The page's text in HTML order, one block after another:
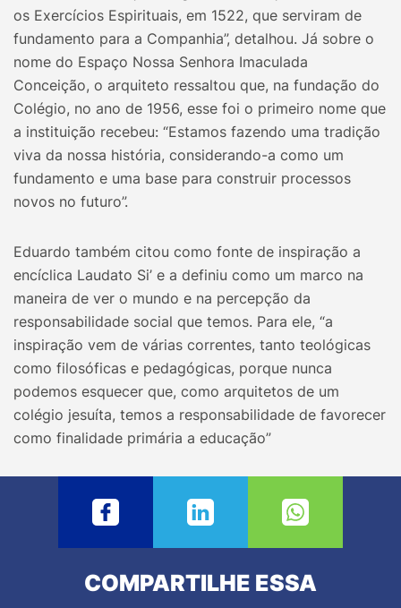
os Exercícios Espirituais, em 1522, que serviram de
fundamento para a Companhia”, detalhou. Já sobre o
nome do Espaço Nossa Senhora Imaculada
Conceição, o arquiteto ressaltou que, na fundação do
Colégio, no ano de 1956, esse foi o primeiro nome que
a instituição recebeu: “Estamos fazendo uma tradição
viva da nossa história, considerando-a como um
fundamento e uma base para construir processos
novos no futuro”.
Eduardo também citou como fonte de inspiração a
encíclica Laudato Si’ e a definiu como um marco na
maneira de ver o mundo e na percepção da
responsabilidade social que temos. Para ele, “a
inspiração vem de várias correntes, tanto teológicas
como filosóficas e pedagógicas, porque nunca
podemos esquecer que, como arquitetos de um
colégio jesuíta, temos a responsabilidade de favorecer
como finalidade primária a educação”
COMPARTILHE ESSA